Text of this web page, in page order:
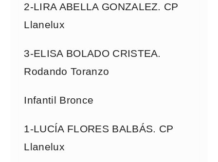
2-LIRA ABELLA GONZALEZ. CP
Llanelux
3-ELISA BOLADO CRISTEA.
Rodando Toranzo
Infantil Bronce
1-LUCÍA FLORES BALBÁS. CP
Llanelux